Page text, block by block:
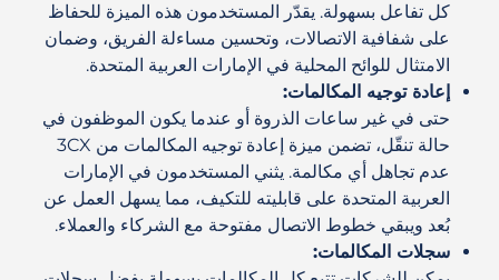
كل تفاعل بسهولة. يقدّر المستخدمون هذه الميزة للحفاظ
على شفافية الاتصالات، وتحسين مساءلة الفريق، وضمان
الامتثال للوائح المحلية في الإمارات العربية المتحدة.
إعادة توجيه المكالمات:
حتى في غير ساعات الذروة أو عندما يكون الموظفون في
حالة تنقّل، تضمن ميزة إعادة توجيه المكالمات من 3CX
عدم تجاهل أي مكالمة. يثني المستخدمون في الإمارات
العربية المتحدة على قابليته للتكيف، مما يسهل العمل عن
بُعد ويبقي خطوط الاتصال مفتوحة مع الشركاء والعملاء.
سجلات المكالمات: